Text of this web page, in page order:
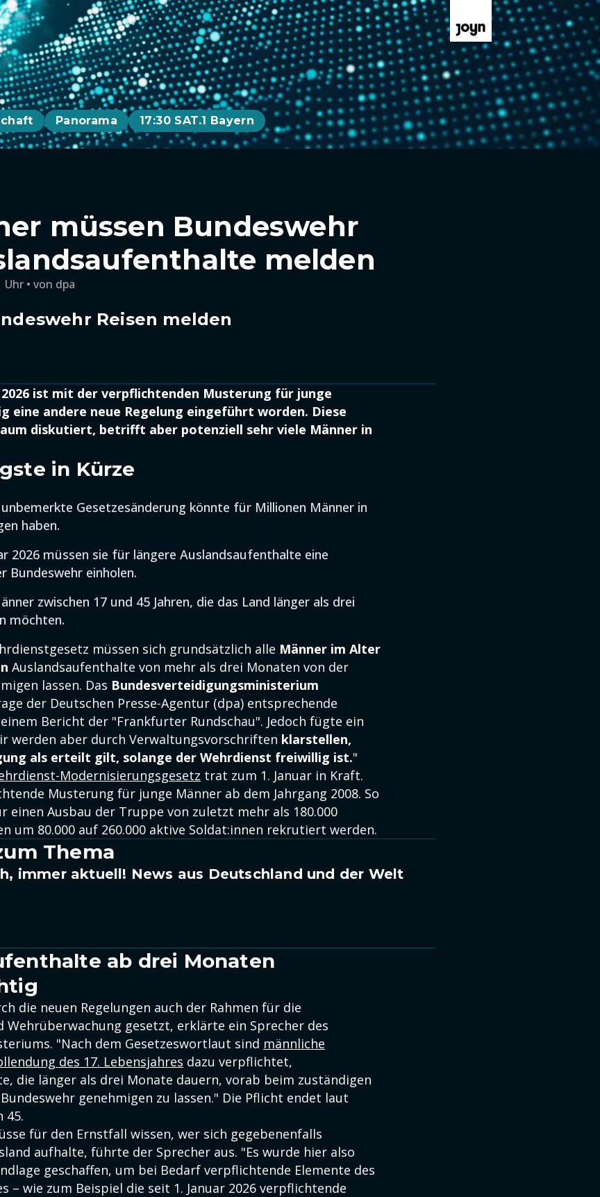
Panorama 17:30 SAT.1 Bayern
müssen Bundeswehr
melden
Uhr von dpa
Reisen melden
2026 ist mit der verpflichtenden Musterung für junge
eine andere neue Regelung eingeführt worden. Diese
diskutiert, betrifft aber potenziell sehr viele Männer in
in Kürze
Gesetzesänderung könnte für Millionen Männer in
haben.
2026 müssen sie für längere Auslandsaufenthalte eine
Bundeswehr einholen.
zwischen 17 und 45 Jahren, die das Land länger als drei
möchten.
müssen sich grundsätzlich alle Männer im Alter
Auslandsaufenthalte von mehr als drei Monaten von der
lassen. Das Bundesverteidigungsministerium
der Deutschen Presse-Agentur (dpa) entsprechende
Bericht der "Frankfurter Rundschau". Jedoch fügte ein
werden aber durch Verwaltungsvorschriften klarstellen,
als erteilt gilt, solange der Wehrdienst freiwillig ist."
Modernisierungsgesetz trat zum 1. Januar in Kraft.
Musterung für junge Männer ab dem Jahrgang 2008. So
einen Ausbau der Truppe von zuletzt mehr als 180.000
um 80.000 auf 260.000 aktive Soldat:innen rekrutiert werden.
Thema
immer aktuell! News aus Deutschland und der Welt
ab drei Monaten
die neuen Regelungen auch der Rahmen für die
Wehrüberwachung gesetzt, erklärte ein Sprecher des
"Nach dem Gesetzeswortlaut sind männliche
des 17. Lebensjahres dazu verpflichtet,
die länger als drei Monate dauern, vorab beim zuständigen
genehmigen zu lassen." Die Pflicht endet laut
45.
für den Ernstfall wissen, wer sich gegebenenfalls
aufhalte, führte der Sprecher aus. "Es wurde hier also
geschaffen, um bei Bedarf verpflichtende Elemente des
– wie zum Beispiel die seit 1. Januar 2026 verpflichtende